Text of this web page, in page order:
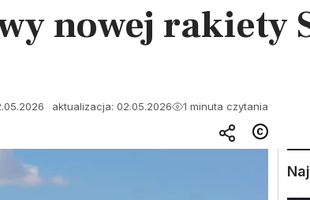
nowej rakiety
aktualizacja: 02.05.2026 1 minuta czytania